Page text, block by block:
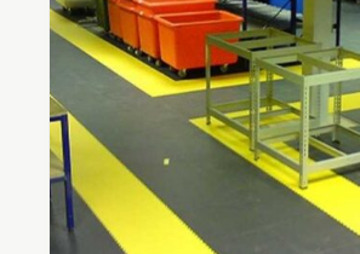
stranici
proizvoda.